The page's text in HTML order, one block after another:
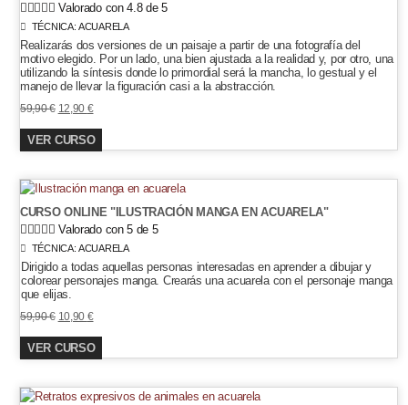
     Valorado con 4.8 de 5
TÉCNICA:ACUARELA
Realizarás dos versiones de un paisaje a partir de una fotografía del
motivo elegido. Por un lado, una bien ajustada a la realidad y, por otro, una
utilizando la síntesis donde lo primordial será la mancha, lo gestual y el
manejo de llevar la figuración casi a la abstracción.
59,90€ El
precio
original
59,90 €.
12,90 €El
precio
actual
12,90 €.
VER CURSO
CURSO ONLINE "ILUSTRACIÓN MANGA EN ACUARELA"
     Valorado con 5 de 5
TÉCNICA:ACUARELA
Dirigido a todas aquellas personas interesadas en aprender a dibujar y
colorear personajes manga. Crearás una acuarela con el personaje manga
que elijas.
59,90€ El
precio
original
59,90 €.
10,90 €El
precio
actual
10,90 €.
VER CURSO